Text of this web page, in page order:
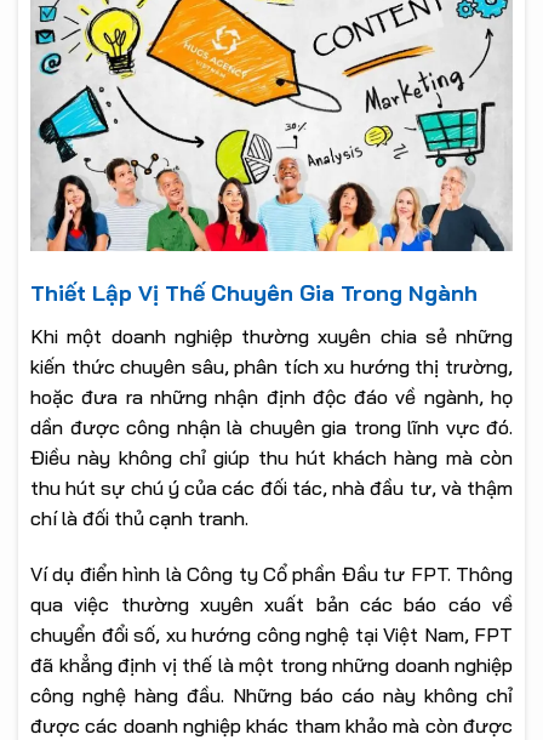
Thiết Lập Vị Thế Chuyên Gia Trong Ngành
Khi một doanh nghiệp thường xuyên chia sẻ những
kiến thức chuyên sâu, phân tích xu hướng thị trường,
hoặc đưa ra những nhận định độc đáo về ngành, họ
dần được công nhận là chuyên gia trong lĩnh vực đó.
Điều này không chỉ giúp thu hút khách hàng mà còn
thu hút sự chú ý của các đối tác, nhà đầu tư, và thậm
chí là đối thủ cạnh tranh.
Ví dụ điển hình là Công ty Cổ phần Đầu tư FPT. Thông
qua việc thường xuyên xuất bản các báo cáo về
chuyển đổi số, xu hướng công nghệ tại Việt Nam, FPT
đã khẳng định vị thế là một trong những doanh nghiệp
công nghệ hàng đầu. Những báo cáo này không chỉ
được các doanh nghiệp khác tham khảo mà còn được